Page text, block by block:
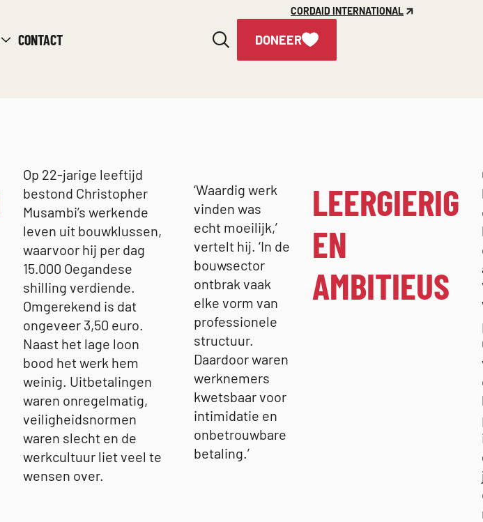
CORDAID INTERNATIONAL
CONTACT DONEER
Op 22-jarige leeftijd
bestond Christopher
Musambi’s werkende
leven uit bouwklussen,
waarvoor hij per dag
15.000 Oegandese
shilling verdiende.
Omgerekend is dat
ongeveer 3,50 euro.
Naast het lage loon
bood het werk hem
weinig. Uitbetalingen
waren onregelmatig,
veiligheidsnormen
waren slecht en de
werkcultuur liet veel te
wensen over.
‘Waardig werk
vinden was
echt moeilijk,’
vertelt hij. ‘In de
bouwsector
ontbrak vaak
elke vorm van
professionele
structuur.
Daardoor waren
werknemers
kwetsbaar voor
intimidatie en
onbetrouwbare
betaling.’
LEERGIERIG
EN
AMBITIEUS